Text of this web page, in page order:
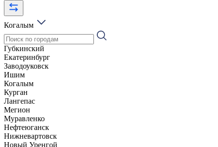
Когалым
Губкинский
Екатеринбург
Заводоуковск
Ишим
Когалым
Курган
Лангепас
Мегион
Муравленко
Нефтеюганск
Нижневартовск
Новый Уренгой